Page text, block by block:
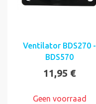
Ventilator BDS270 -
BDS570
11,95 €
Geen voorraad